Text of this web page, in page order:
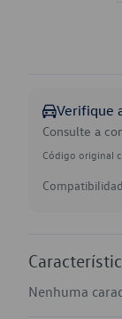
Verifique
Consulte a
Código original
Nenhuma